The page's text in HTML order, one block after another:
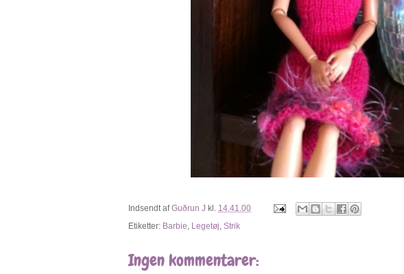
Indsendt afGuðrun J kl. 14.41.00
Etiketter: Barbie Legetøj Strik
Ingen kommentarer: